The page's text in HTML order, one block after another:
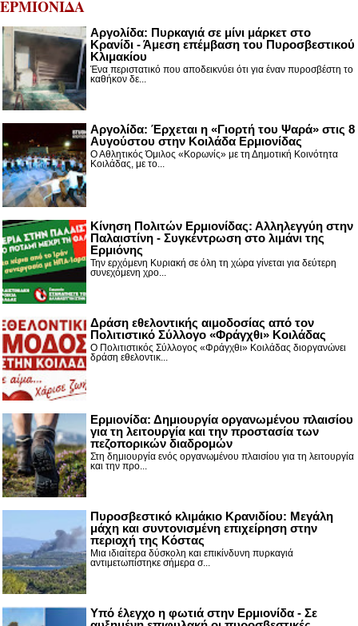
ΕΡΜΙΟΝΙΔΑ
Αργολίδα: Πυρκαγιά σε μίνι μάρκετ στο
Κρανίδι - Άμεση επέμβαση του Πυροσβεστικού
Κλιμακίου
Ένα περιστατικό που αποδεικνύει ότι για έναν πυροσβέστη το
καθήκον δε...
Αργολίδα: Έρχεται η «Γιορτή του Ψαρά» στις 8
Αυγούστου στην Κοιλάδα Ερμιονίδας
Ο Αθλητικός Όμιλος «Κορωνίς» με τη Δημοτική Κοινότητα
Κοιλάδας, με το...
Κίνηση Πολιτών Ερμιονίδας: Αλληλεγγύη στην
Παλαιστίνη - Συγκέντρωση στο λιμάνι της
Ερμιόνης
Την ερχόμενη Κυριακή σε όλη τη χώρα γίνεται για δεύτερη
συνεχόμενη χρο...
Δράση εθελοντικής αιμοδοσίας από τον
Πολιτιστικό Σύλλογο «Φράγχθι» Κοιλάδας
Ο Πολιτιστικός Σύλλογος «Φράγχθι» Κοιλάδας διοργανώνει
δράση εθελοντικ...
Ερμιονίδα: Δημιουργία οργανωμένου πλαισίου
για τη λειτουργία και την προστασία των
πεζοπορικών διαδρομών
Στη δημιουργία ενός οργανωμένου πλαισίου για τη λειτουργία
και την προ...
Πυροσβεστικό κλιμάκιο Κρανιδίου: Μεγάλη
μάχη και συντονισμένη επιχείρηση στην
περιοχή της Κόστας
Μια ιδιαίτερα δύσκολη και επικίνδυνη πυρκαγιά
αντιμετωπίστηκε σήμερα σ...
Υπό έλεγχο η φωτιά στην Ερμιονίδα - Σε